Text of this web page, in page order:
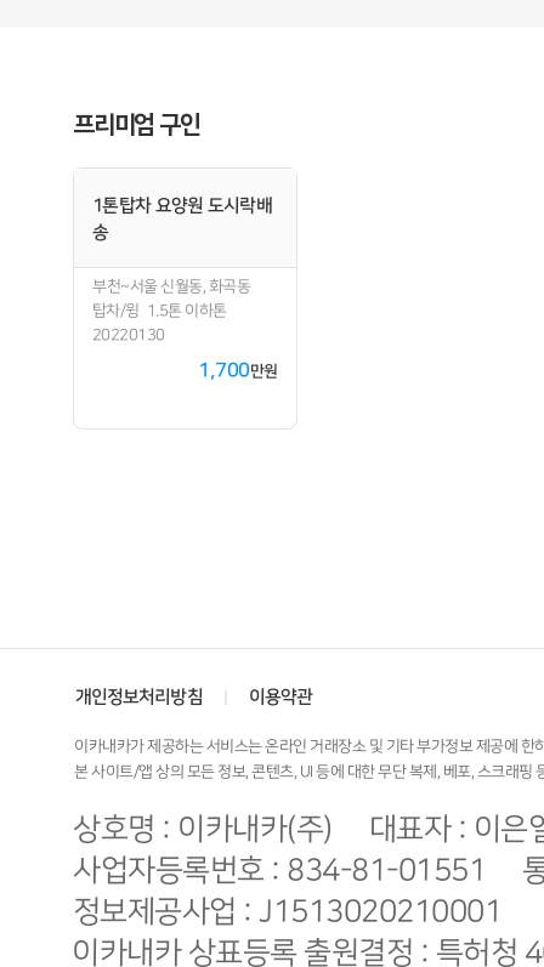
프리미엄 구인
1톤탑차 요양원 도시락배
송
부천~서울 신월동, 화곡동
탑차/윙 1.5톤 이하톤
20220130
1,700만원
개인정보처리방침 이용약관
이카내카가 제공하는 서비스는 온라인 거래장소 및 기타 부가정보 제공에
본 사이트/앱 상의 모든 정보, 콘텐츠, UI 등에 대한 무단 복제, 베포, 스크래핑
상호명 : 이카내카(주)
대표자 : 이은
사업자등록번호 : 834-81-01551
정보제공사업 : J1513020210001
이카내카 상표등록 출원결정 : 특허